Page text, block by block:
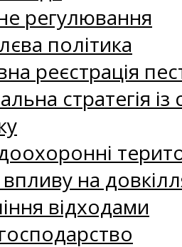
регулювання
політика
реєстрація
стратегія
на
відходами